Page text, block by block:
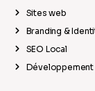
Sites web
Branding &
SEO Local
Développement